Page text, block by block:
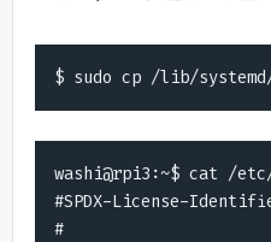
$ sudo cp /lib/
washi@rpi3:~$ cat /
#SPDX-License-
#